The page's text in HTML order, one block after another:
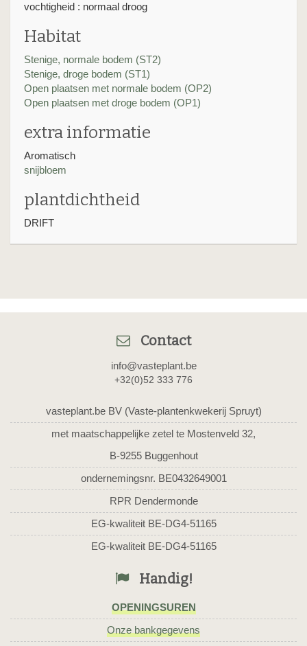
vochtigheid : normaal droog
Habitat
Stenige, normale bodem (ST2)
Stenige, droge bodem (ST1)
Open plaatsen met normale bodem (OP2)
Open plaatsen met droge bodem (OP1)
extra informatie
Aromatisch
snijbloem
plantdichtheid
DRIFT
Contact
info@vasteplant.be
+32(0)52 333 776
vasteplant.be BV (Vaste-plantenkwekerij Spruyt)
met maatschappelijke zetel te Mostenveld 32,
B-9255 Buggenhout
ondernemingsnr. BE0432649001
RPR Dendermonde
EG-kwaliteit BE-DG4-51165
EG-kwaliteit BE-DG4-51165
Handig!
OPENINGSUREN
Onze bankgegevens